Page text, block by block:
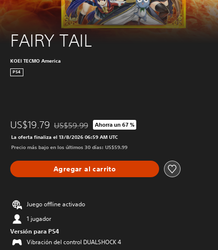
FAIRY TAIL
KOEI TECMO America
PS4
US$19.79 Rebajado del precio original de US$59.99
US$59.99 Ahorra un 67 %
La oferta finaliza el 13/8/2026 06:59 AM UTC
Precio más bajo en los últimos 30 días: US$59.99
Agregar al carrito
Juego offline activado
1 jugador
Versión para PS4
Vibración del control DUALSHOCK 4